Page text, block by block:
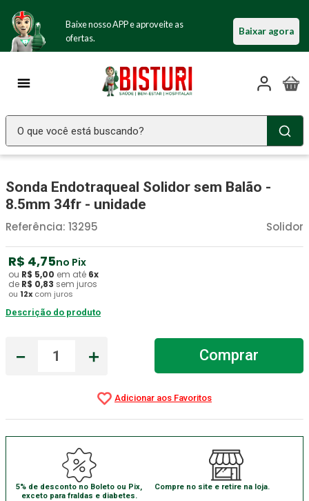
Baixe nosso APP e aproveite as
ofertas.
Baixar agora
O que você está buscando?
Sonda Endotraqueal Solidor sem Balão -
8.5mm 34fr - unidade
Solidor
Referência: 13295
R$ 4,75no Pix
ou R$ 5,00 em até 6x
de R$ 0,83 sem juros
ou 12x com juros
Descrição do produto
＋
－ Comprar
5% de desconto no Boleto ou Pix,
exceto para fraldas e diabetes.
Compre no site e retire na loja.
1º Seringa Insulina
2 º Fralda Geriatrica
3 º Luva Latex
4º Estetoscopio Littmann
5 º Aparelho Pressão
º Littmann
Gaze Esteril